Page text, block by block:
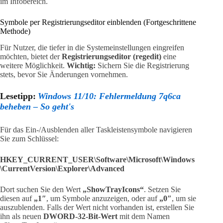
Symbole per Registrierungseditor einblenden (Fortgeschrittene
Methode)
Für Nutzer, die tiefer in die Systemeinstellungen eingreifen
möchten, bietet derRegistrierungseditor (regedit) eine
weitere Möglichkeit. Wichtig: Sichern Sie die Registrierung
stets, bevor Sie Änderungen vornehmen.
Lesetipp: Windows 11/10: Fehlermeldung 7q6ca
beheben – So geht's
Für das Ein-/Ausblenden aller Taskleistensymbole navigieren
Sie zum Schlüssel:
HKEY_CURRENT_USER\Software\Microsoft\Windows
\CurrentVersion\Explorer\Advanced
Dort suchen Sie den Wert „ShowTrayIcons“. Setzen Sie
diesen auf „1″, um Symbole anzuzeigen, oder auf „0″, um sie
auszublenden. Falls der Wert nicht vorhanden ist, erstellen Sie
ihn als neuen DWORD-32-Bit-Wert mit dem Namen